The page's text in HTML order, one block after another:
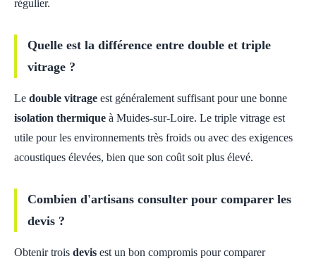
régulier.
Quelle est la différence entre double et triple
vitrage ?
Le double vitrage est généralement suffisant pour une bonne
isolation thermique à Muides-sur-Loire. Le triple vitrage est
utile pour les environnements très froids ou avec des exigences
acoustiques élevées, bien que son coût soit plus élevé.
Combien d'artisans consulter pour comparer les
devis ?
Obtenir trois devis est un bon compromis pour comparer